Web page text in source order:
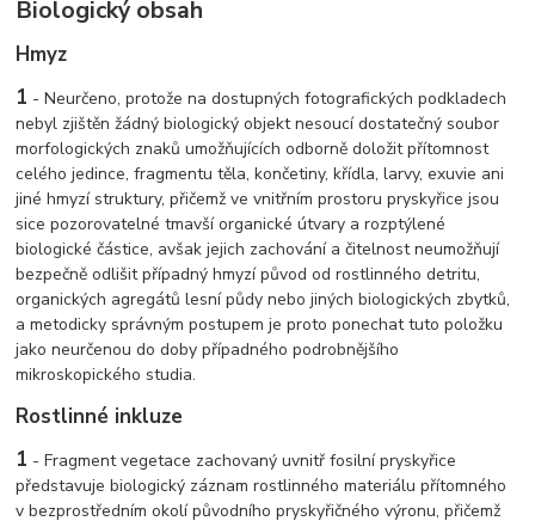
Biologický obsah
Hmyz
1 - Neurčeno, protože na dostupných fotografických podkladech
nebyl zjištěn žádný biologický objekt nesoucí dostatečný soubor
morfologických znaků umožňujících odborně doložit přítomnost
celého jedince, fragmentu těla, končetiny, křídla, larvy, exuvie ani
jiné hmyzí struktury, přičemž ve vnitřním prostoru pryskyřice jsou
sice pozorovatelné tmavší organické útvary a rozptýlené
biologické částice, avšak jejich zachování a čitelnost neumožňují
bezpečně odlišit případný hmyzí původ od rostlinného detritu,
organických agregátů lesní půdy nebo jiných biologických zbytků,
a metodicky správným postupem je proto ponechat tuto položku
jako neurčenou do doby případného podrobnějšího
mikroskopického studia.
Rostlinné inkluze
1 - Fragment vegetace zachovaný uvnitř fosilní pryskyřice
představuje biologický záznam rostlinného materiálu přítomného
v bezprostředním okolí původního pryskyřičného výronu, přičemž